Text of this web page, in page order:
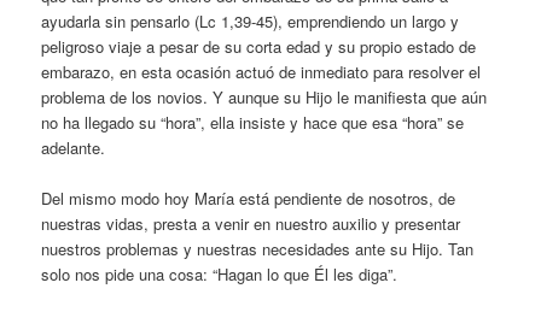
ayudarla sin pensarlo (Lc 1,39-45), emprendiendo un largo y
peligroso viaje a pesar de su corta edad y su propio estado de
embarazo, en esta ocasión actuó de inmediato para resolver el
problema de los novios. Y aunque su Hijo le manifiesta que aún
no ha llegado su “hora”, ella insiste y hace que esa “hora” se
adelante.
Del mismo modo hoy María está pendiente de nosotros, de
nuestras vidas, presta a venir en nuestro auxilio y presentar
nuestros problemas y nuestras necesidades ante su Hijo. Tan
solo nos pide una cosa: “Hagan lo que Él les diga”.